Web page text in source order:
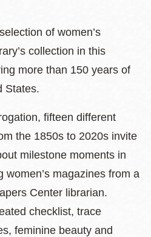
of women’s
collection in this
more than 150 years of
States.
fifteen different
the 1850s to 2020s invite
milestone moments in
women’s magazines from a
Center librarian.
checklist, trace
feminine beauty and